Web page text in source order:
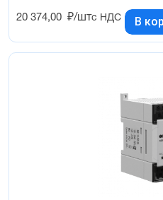
20 374,00 ₽/штс НДС В